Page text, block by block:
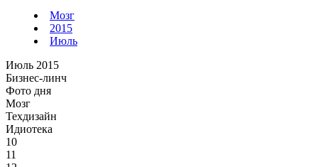
Мозг
2015
Июль
Июль 2015
Бизнес-линч
Фото дня
Мозг
Техдизайн
Идиотека
10
11